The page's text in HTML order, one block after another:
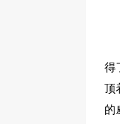
得
顶
的